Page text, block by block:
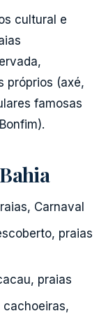
cultural e
próprios (axé,
famosas
Carnaval
praias
praias